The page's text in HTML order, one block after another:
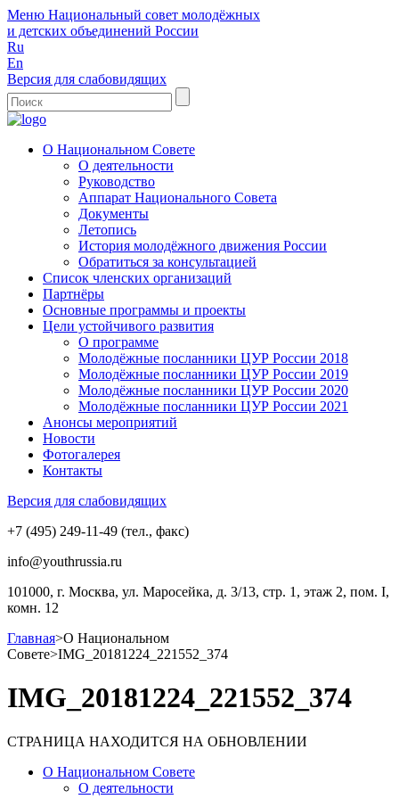
Меню Национальный совет молодёжных
и детских объединений России
Ru
En
Версия для слабовидящих
О Национальном Совете
О деятельности
Руководство
Аппарат Национального Совета
Документы
Летопись
История молодёжного движения России
Обратиться за консультацией
Список членских организаций
Партнёры
Основные программы и проекты
Цели устойчивого развития
О программе
Молодёжные посланники ЦУР России 2018
Молодёжные посланники ЦУР России 2019
Молодёжные посланники ЦУР России 2020
Молодёжные посланники ЦУР России 2021
Анонсы мероприятий
Новости
Фотогалерея
Контакты
Версия для слабовидящих
+7 (495) 249-11-49 (тел., факс)
info@youthrussia.ru
101000, г. Москва, ул. Маросейка, д. 3/13, стр. 1, этаж 2, пом. I,
комн. 12
Главная>О Национальном
Совете>IMG_20181224_221552_374
IMG_20181224_221552_374
СТРАНИЦА НАХОДИТСЯ НА ОБНОВЛЕНИИ
О Национальном Совете
О деятельности